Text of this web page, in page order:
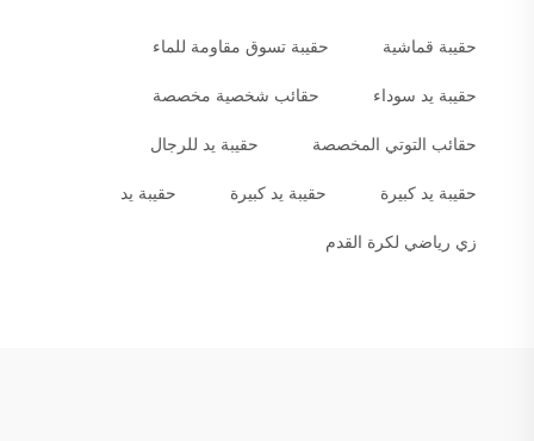
حقيبة قماشية حقيبة تسوق مقاومة للماء
حقيبة يد سوداء حقائب شخصية مخصصة
حقائب التوتي المخصصة حقيبة يد للرجال
حقيبة يد كبيرة حقيبة يد كبيرة حقيبة يد
زي رياضي لكرة القدم